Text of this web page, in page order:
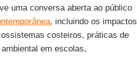
uma conversa aberta ao público
, incluindo os impactos
costeiros, práticas de
em escolas,